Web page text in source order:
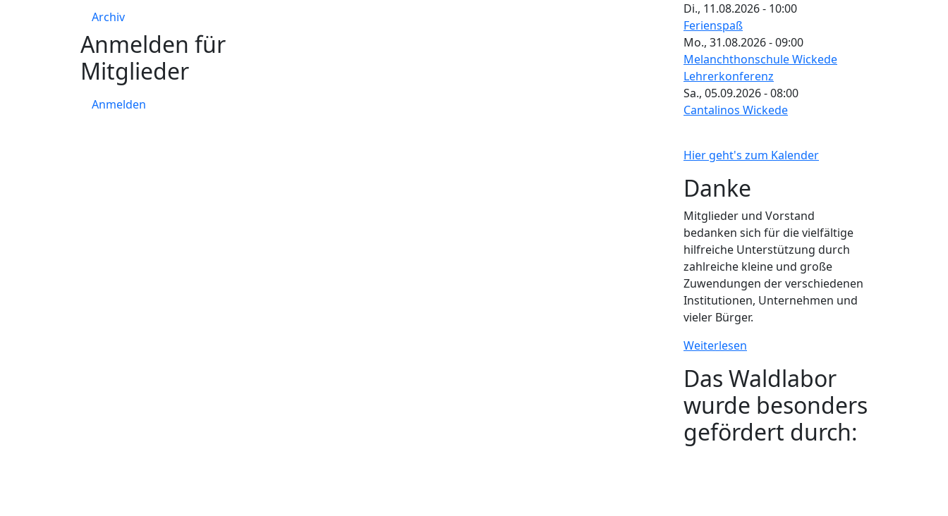
Archiv
Anmelden für
Mitglieder
Anmelden
Di., 11.08.2026 - 10:00
Ferienspaß
Mo., 31.08.2026 - 09:00
Melanchthonschule Wickede
Lehrerkonferenz
Sa., 05.09.2026 - 08:00
Cantalinos Wickede
Hier geht's zum Kalender
Danke
Mitglieder und Vorstand
bedanken sich für die vielfältige
hilfreiche Unterstützung durch
zahlreiche kleine und große
Zuwendungen der verschiedenen
Institutionen, Unternehmen und
vieler Bürger.
Weiterlesen
Das Waldlabor
wurde besonders
gefördert durch: